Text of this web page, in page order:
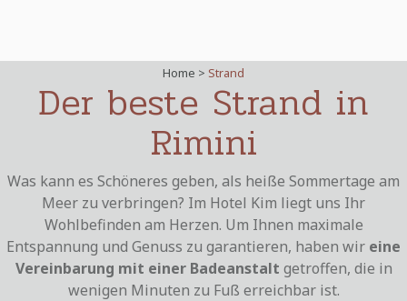
Home > Strand
Der beste Strand in
Rimini
Was kann es Schöneres geben, als heiße Sommertage am
Meer zu verbringen? Im Hotel Kim liegt uns Ihr
Wohlbefinden am Herzen. Um Ihnen maximale
Entspannung und Genuss zu garantieren, haben wir eine
Vereinbarung mit einer Badeanstalt getroffen, die in
wenigen Minuten zu Fuß erreichbar ist.